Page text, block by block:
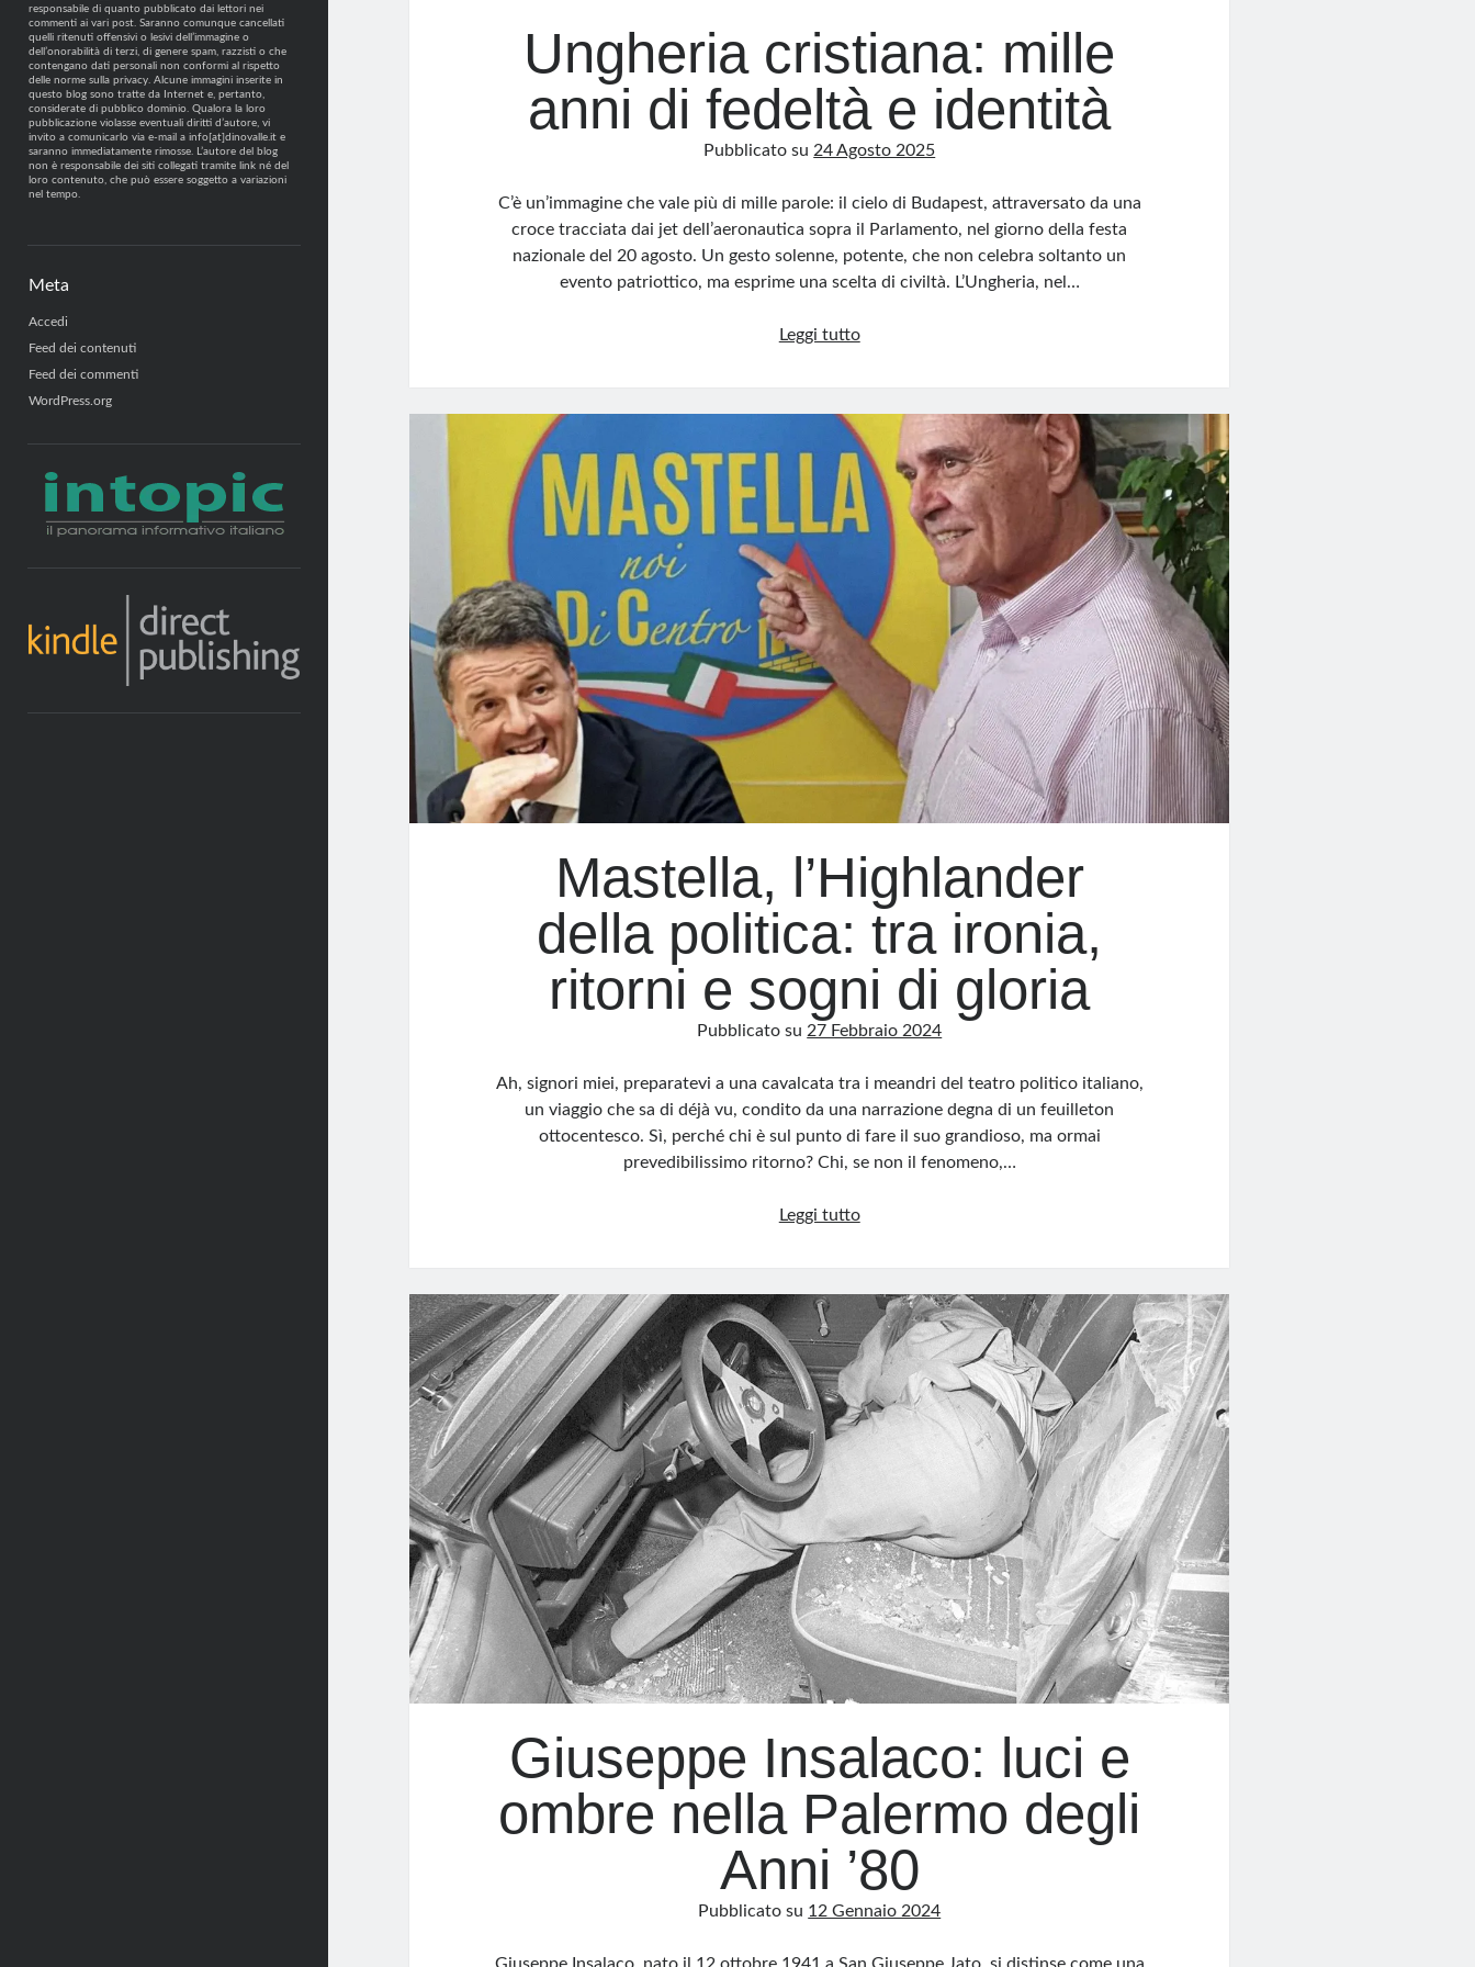
responsabile di quanto pubblicato dai lettori nei
commenti ai vari post. Saranno comunque cancellati
quelli ritenuti offensivi o lesivi dell’immagine o
dell’onorabilità di terzi, di genere spam, razzisti o che
contengano dati personali non conformi al rispetto
delle norme sulla privacy. Alcune immagini inserite in
questo blog sono tratte da Internet e, pertanto,
considerate di pubblico dominio. Qualora la loro
pubblicazione violasse eventuali diritti d’autore, vi
invito a comunicarlo via e-mail a info[at]dinovalle.it e
saranno immediatamente rimosse. L’autore del blog
non è responsabile dei siti collegati tramite link né del
loro contenuto, che può essere soggetto a variazioni
nel tempo.
Meta
Accedi
Feed dei contenuti
Feed dei commenti
WordPress.org
Ungheria cristiana: mille
anni di fedeltà e identità
Pubblicato su 24 Agosto 2025
C’è un’immagine che vale più di mille parole: il cielo di Budapest, attraversato da una
croce tracciata dai jet dell’aeronautica sopra il Parlamento, nel giorno della festa
nazionale del 20 agosto. Un gesto solenne, potente, che non celebra soltanto un
evento patriottico, ma esprime una scelta di civiltà. L’Ungheria, nel…
Leggi tuttoUngheria
anni
di
fedeltà
e
identità
Mastella, l’Highlander
della politica: tra ironia,
ritorni e sogni di gloria
Pubblicato su 27 Febbraio 2024
Ah, signori miei, preparatevi a una cavalcata tra i meandri del teatro politico italiano,
un viaggio che sa di déjà vu, condito da una narrazione degna di un feuilleton
ottocentesco. Sì, perché chi è sul punto di fare il suo grandioso, ma ormai
prevedibilissimo ritorno? Chi, se non il fenomeno,…
Leggi tuttoMastella,
politica:
tra
ironia,
ritorni
e
sogni
Giuseppe Insalaco: luci e
ombre nella Palermo degli
Anni ’80
Pubblicato su 12 Gennaio 2024